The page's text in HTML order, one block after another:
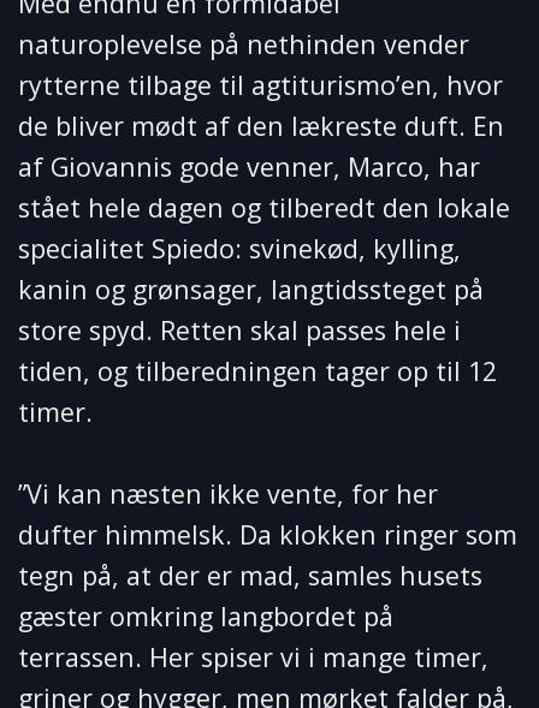
naturoplevelse på nethinden vender
rytterne tilbage til agtiturismo’en, hvor
de bliver mødt af den lækreste duft. En
af Giovannis gode venner, Marco, har
stået hele dagen og tilberedt den lokale
specialitet Spiedo: svinekød, kylling,
kanin og grønsager, langtidssteget på
store spyd. Retten skal passes hele i
tiden, og tilberedningen tager op til 12
timer.
”Vi kan næsten ikke vente, for her
dufter himmelsk. Da klokken ringer som
tegn på, at der er mad, samles husets
gæster omkring langbordet på
terrassen. Her spiser vi i mange timer,
griner og hygger, men mørket falder på,